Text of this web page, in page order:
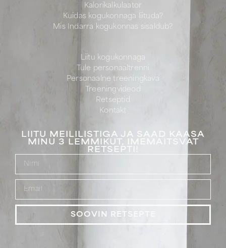
Kalorikalkulaator
Kuidas kogukonnaga liituda?
Mis Indarra kogukonnas sisaldub?
Liitu kogukonnaga
Tule personaaltrenni
Personaalne treeningkava
Treeningvideod
Retseptid
Kontakt
LIITU MEILILISTIGA JA SAAD KAASA
MINU 3 LEMMIKUT, IMEMAITSVAT
RETSEPTI!
SOOVIN RETSEPTE